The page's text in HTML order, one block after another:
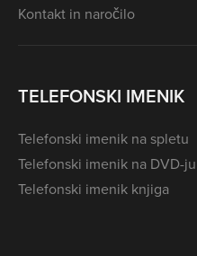
Kontakt in naročilo
TELEFONSKI IMENIK
Telefonski imenik na spletu
Telefonski imenik na DVD-ju
Telefonski imenik knjiga